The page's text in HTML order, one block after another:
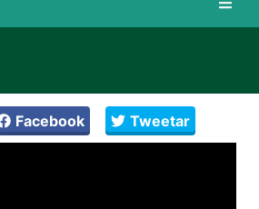
Facebook Tweetar